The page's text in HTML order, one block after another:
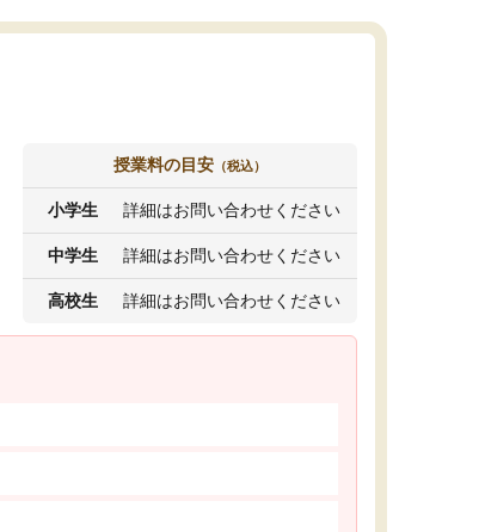
授業料の目安 （税込）
小学生 詳細はお問い合わせください
中学生 詳細はお問い合わせください
高校生 詳細はお問い合わせください